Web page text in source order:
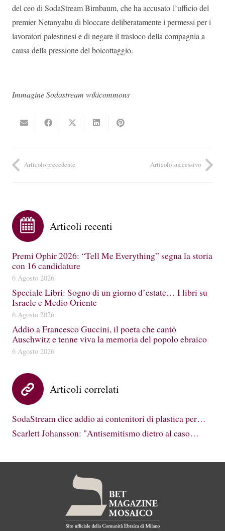
del ceo di SodaStream Birnbaum, che ha accusato l’ufficio del
premier Netanyahu di bloccare deliberatamente i permessi per i
lavoratori palestinesi e di negare il trasloco della compagnia a
causa della pressione del boicottaggio.
Immagine Sodastream wikicommons
Articolo precedente Articolo successivo
Articoli recenti
Premi Ophir 2026: “Tell Me Everything” segna la storia
con 16 candidature
6 Agosto 2026
Speciale Libri: Sogno di un giorno d’estate… I libri su
Israele e Medio Oriente
6 Agosto 2026
Addio a Francesco Guccini, il poeta che cantò
Auschwitz e tenne viva la memoria del popolo ebraico
6 Agosto 2026
Articoli correlati
SodaStream dice addio ai contenitori di plastica per…
Scarlett Johansson: "Antisemitismo dietro al caso…